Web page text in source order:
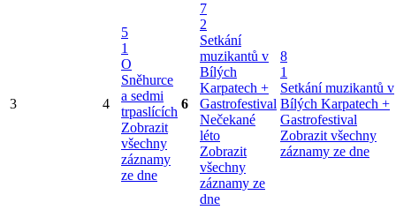
3 4
5
1
O
Sněhurce
a sedmi
trpaslících
Zobrazit
všechny
záznamy
ze dne
6
7
2
Setkání
muzikantů v
Bílých
Karpatech +
Gastrofestival
Nečekané
léto
Zobrazit
všechny
záznamy ze
dne
8
1
Setkání muzikantů v
Bílých Karpatech +
Gastrofestival
Zobrazit všechny
záznamy ze dne